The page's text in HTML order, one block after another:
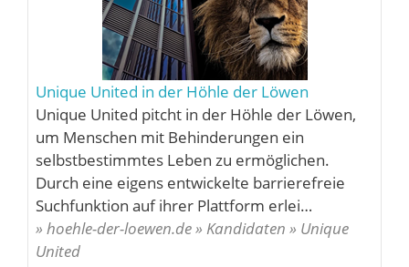
Unique United in der Höhle der Löwen
Unique United pitcht in der Höhle der Löwen,
um Menschen mit Behinderungen ein
selbstbestimmtes Leben zu ermöglichen.
Durch eine eigens entwickelte barrierefreie
Suchfunktion auf ihrer Plattform erlei…
» hoehle-der-loewen.de » Kandidaten » Unique
United